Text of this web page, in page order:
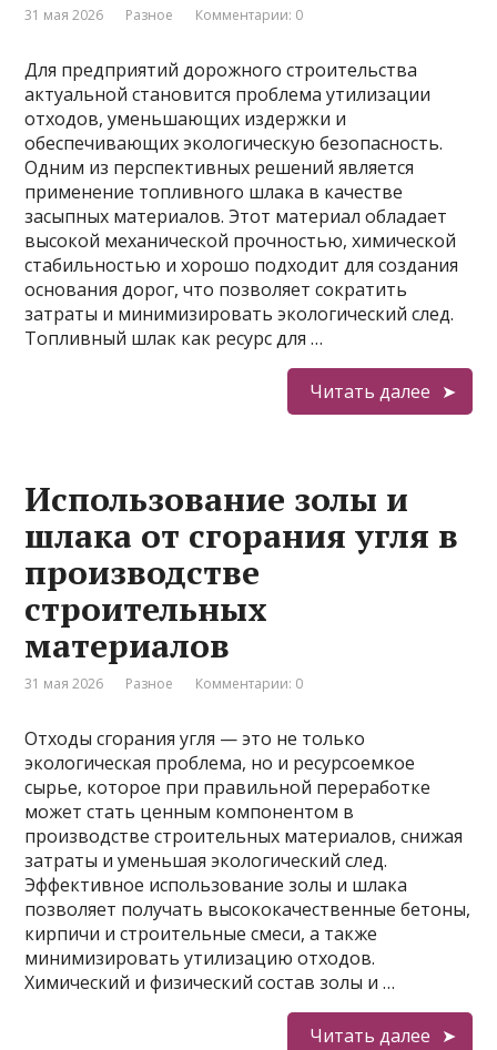
31 мая 2026 Разное Комментарии: 0
Для предприятий дорожного строительства
актуальной становится проблема утилизации
отходов, уменьшающих издержки и
обеспечивающих экологическую безопасность.
Одним из перспективных решений является
применение топливного шлака в качестве
засыпных материалов. Этот материал обладает
высокой механической прочностью, химической
стабильностью и хорошо подходит для создания
основания дорог, что позволяет сократить
затраты и минимизировать экологический след.
Топливный шлак как ресурс для …
Читать далее
Использование золы и
шлака от сгорания угля в
производстве
строительных
материалов
31 мая 2026 Разное Комментарии: 0
Отходы сгорания угля — это не только
экологическая проблема, но и ресурсоемкое
сырье, которое при правильной переработке
может стать ценным компонентом в
производстве строительных материалов, снижая
затраты и уменьшая экологический след.
Эффективное использование золы и шлака
позволяет получать высококачественные бетоны,
кирпичи и строительные смеси, а также
минимизировать утилизацию отходов.
Химический и физический состав золы и …
Читать далее